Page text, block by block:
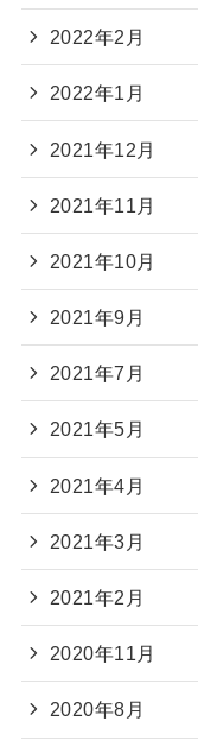
2022年2月
2022年1月
2021年12月
2021年11月
2021年10月
2021年9月
2021年7月
2021年5月
2021年4月
2021年3月
2021年2月
2020年11月
2020年8月